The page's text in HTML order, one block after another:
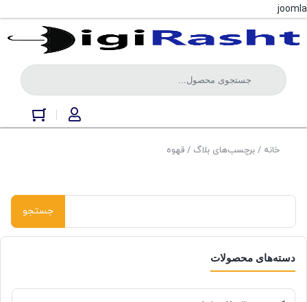
joomla
خانه / برچسب‌های بلاگ / قهوه
دسته‌های محصولات